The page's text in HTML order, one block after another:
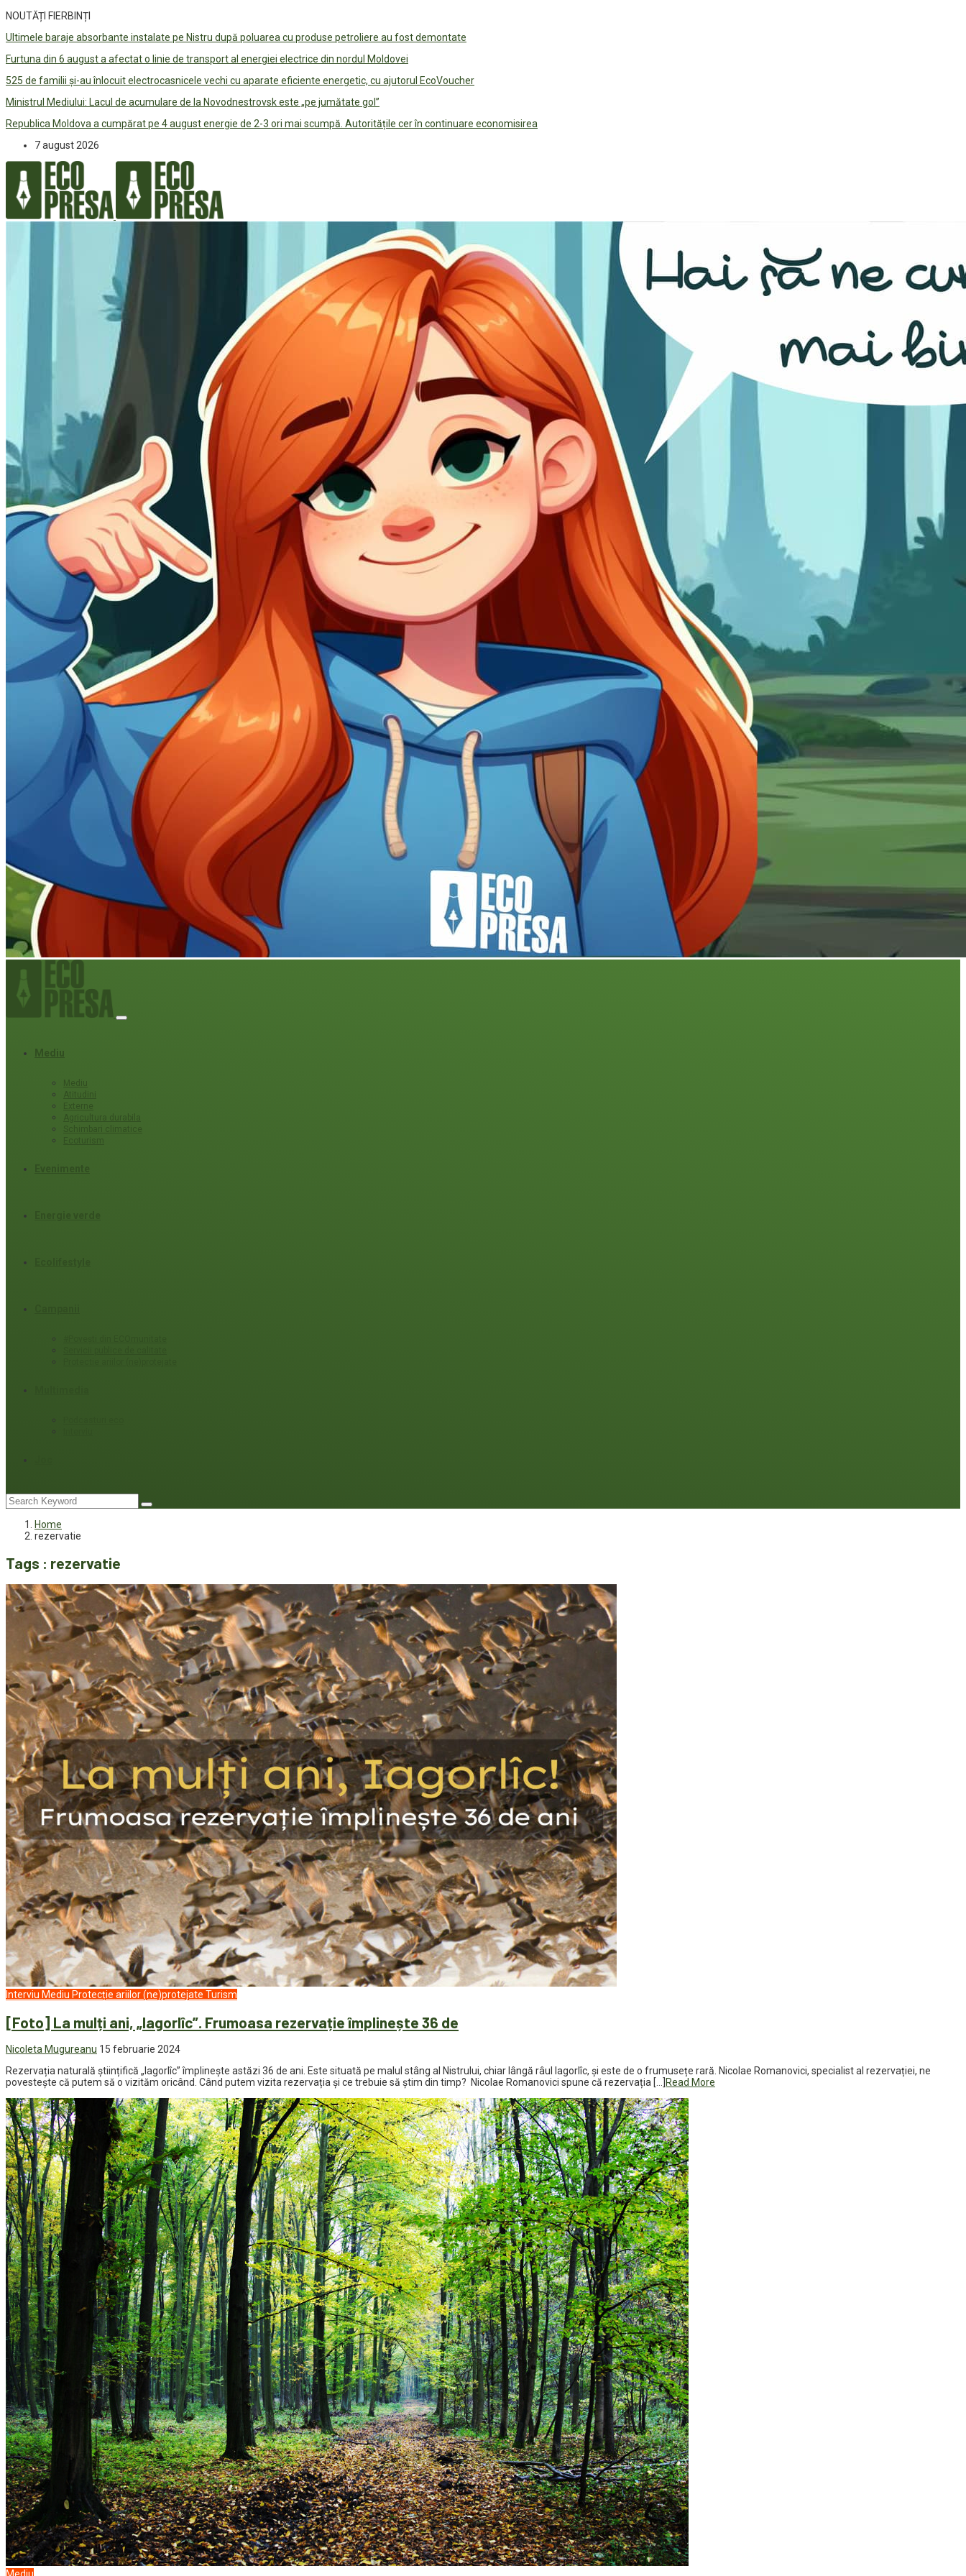
NOUTĂȚI FIERBINȚI
Ultimele baraje absorbante instalate pe Nistru după poluarea cu produse petroliere au fost demontate
Furtuna din 6 august a afectat o linie de transport al energiei electrice din nordul Moldovei
525 de familii și-au înlocuit electrocasnicele vechi cu aparate eficiente energetic, cu ajutorul EcoVoucher
Ministrul Mediului: Lacul de acumulare de la Novodnestrovsk este „pe jumătate gol”
Republica Moldova a cumpărat pe 4 august energie de 2-3 ori mai scumpă. Autoritățile cer în continuare economisirea
7 august 2026
Mediu
Mediu
Atitudini
Externe
Agricultura durabila
Schimbari climatice
Ecoturism
Home
rezervatie
Tags : rezervatie
Interviu Mediu Protecție ariilor (ne)protejate Turism
[Foto] La mulți ani, „Iagorlîc”. Frumoasa rezervație împlinește 36 de
Nicoleta Mugureanu 15 februarie 2024
Rezervația naturală științifică „Iagorlîc” împlinește astăzi 36 de ani. Este situată pe malul stâng al Nistrului, chiar lângă râul Iagorlîc, și este de o frumusețe rară. Nicolae Romanovici, specialist al rezervației, ne
povestește că putem să o vizităm oricând. Când putem vizita rezervația și ce trebuie să știm din timp? Nicolae Romanovici spune că rezervația […] Read More